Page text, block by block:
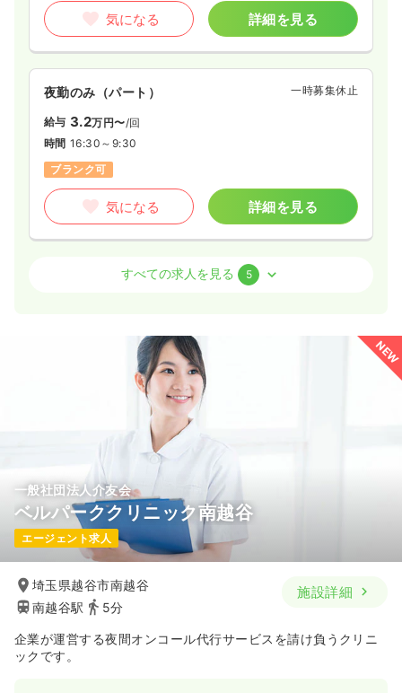
気になる 詳細を見る
夜勤のみ（パート） 一時募集休止
給与 3.2万円〜/回
時間 16:30～9:30
ブランク可
気になる 詳細を見る
正・准看護師
/月 賞与1.5ヶ月
9:00～17:30
ブランク可
気になる
日勤のみ（パート）
給与 時給1,500円〜
時間 9:00～17:30
ブランク可
時給1,500円以上可
すべての求人を見る 5
NEW
一般社団法人介友会
ベルパーククリニック南越谷
エージェント求人
埼玉県越谷市南越谷
南越谷駅
5分
施設詳細
企業が運営する夜間オンコール代行サービスを請け負うクリニ
ックです。